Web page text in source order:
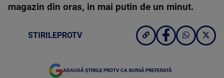
magazin din oras, in mai putin de un minut.
STIRILEPROTV
ADAUGĂ ȘTIRILE PROTV CA SURSĂ PREFERATĂ